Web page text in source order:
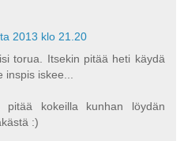
2013 klo 21.20
torua. Itsekin pitää heti käydä
iskee...
pitää kokeilla kunhan löydän
:)